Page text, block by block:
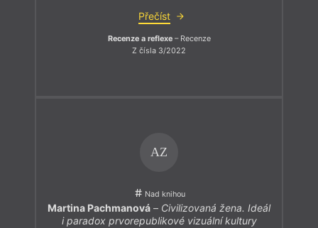
Přečíst
Recenze a reflexe– Recenze
Z čísla 3/2022
AZ
Nad knihou
Martina Pachmanová – Civilizovaná žena. Ideál
i paradox prvorepublikové vizuální kultury